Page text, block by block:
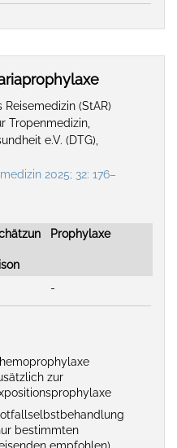
(StAR)
Tropenmedizin,
e.V. (DTG),
2025; 32: 176–
Prophylaxe
-
zur
bestimmten
empfohlen)